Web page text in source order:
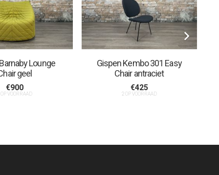
Lounge
geel
€900
OP VOORRAAD
Gispen Kembo 301 Easy
Chair antraciet
€425
2 OP VOORRAAD